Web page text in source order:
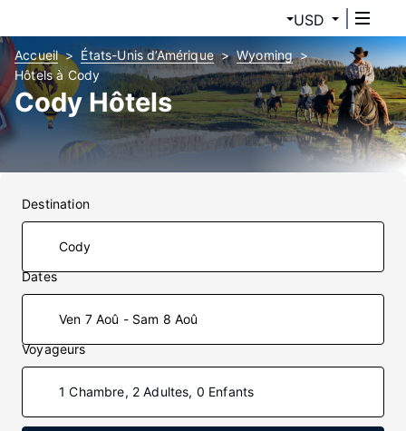
USD
Accueil États-Unis d’Amérique
Wyoming
Hôtels à Cody
Cody Hôtels
Destination
Dates
Ven 7 Aoû - Sam 8 Aoû
Voyageurs
1 Chambre, 2 Adultes, 0 Enfants